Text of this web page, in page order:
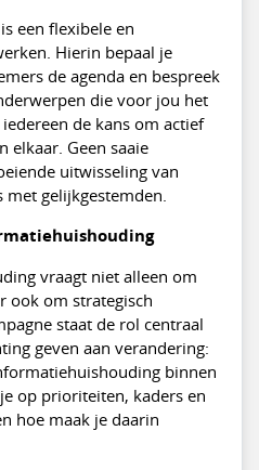
een flexibele en
Hierin bepaal je
de agenda en bespreek
die voor jou het
de kans om actief
elkaar. Geen saaie
uitwisseling van
gelijkgestemden.
vraagt niet alleen om
ook om strategisch
staat de rol centraal
geven aan verandering:
binnen
op prioriteiten, kaders en
hoe maak je daarin